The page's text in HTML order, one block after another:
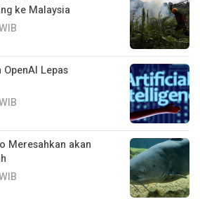
ke Malaysia
Lepas
Meresahkan akan